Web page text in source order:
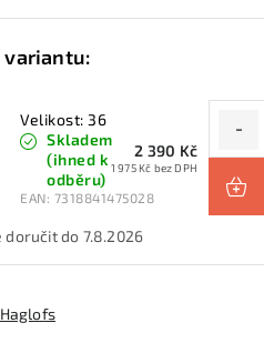
Velikost: 36
Skladem
(ihned k
odběru)
EAN: 7318841475028
2 390 Kč
1 975 Kč bez DPH
7.8.2026
Haglofs